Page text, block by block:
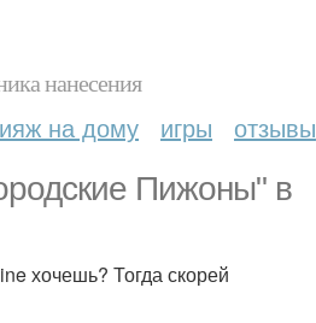
нанесения
на дому игры отзывы
Пижоны" в
хочешь? Тогда скорей